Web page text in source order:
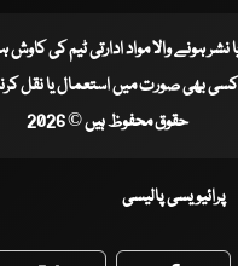
نشر ہونے والا مواد ادارتی ٹیم کی
بھی صورت میں استعمال یا نقل
حقوق محفوظ ہیں © 2026
پرائیویسی پالیسی